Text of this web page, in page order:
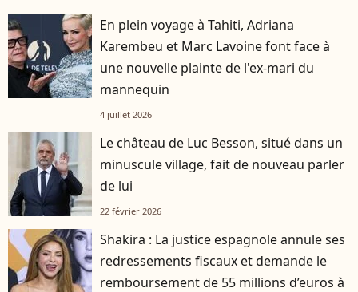
En plein voyage à Tahiti, Adriana
Karembeu et Marc Lavoine font face à
une nouvelle plainte de l'ex-mari du
mannequin
4 juillet 2026
Le château de Luc Besson, situé dans un
minuscule village, fait de nouveau parler
de lui
22 février 2026
Shakira : La justice espagnole annule ses
redressements fiscaux et demande le
remboursement de 55 millions d’euros à